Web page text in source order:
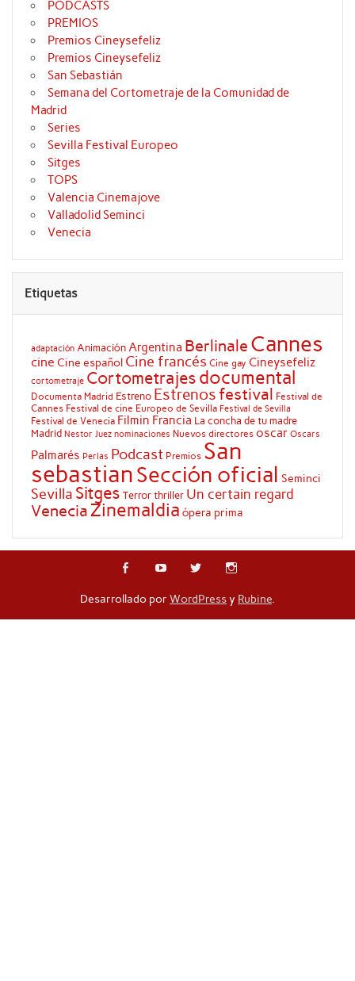
PODCASTS
PREMIOS
Premios Cineysefeliz
Premios Cineysefeliz
San Sebastián
Semana del Cortometraje de la Comunidad de
Madrid
Series
Sevilla Festival Europeo
Sitges
TOPS
Valencia Cinemajove
Valladolid Seminci
Venecia
Etiquetas
adaptación AnimaciónArgentina Berlinale Cannes
cine Cine español Cine francés Cine gay Cineysefeliz
cortometraje Cortometrajes documental
Documenta Madrid Estreno Estrenos festival Festival de
Cannes Festival de cine Europeo de Sevilla Festival de Sevilla
Festival de Venecia Filmin Francia La concha de tu madre
Madrid Nestor Juez nominaciones Nuevos directores oscar Oscars
Palmarés Perlas Podcast Premios San
sebastianSección oficial Seminci
Sevilla Sitges Terrorthriller Un certain regard
Venecia Zinemaldia ópera prima
Desarrollado por WordPressy Rubine